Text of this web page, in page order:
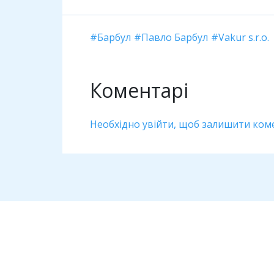
Барбул Павло Барбул Vakur s.r.o.
Коментарі
Необхідно увійти, щоб залишити